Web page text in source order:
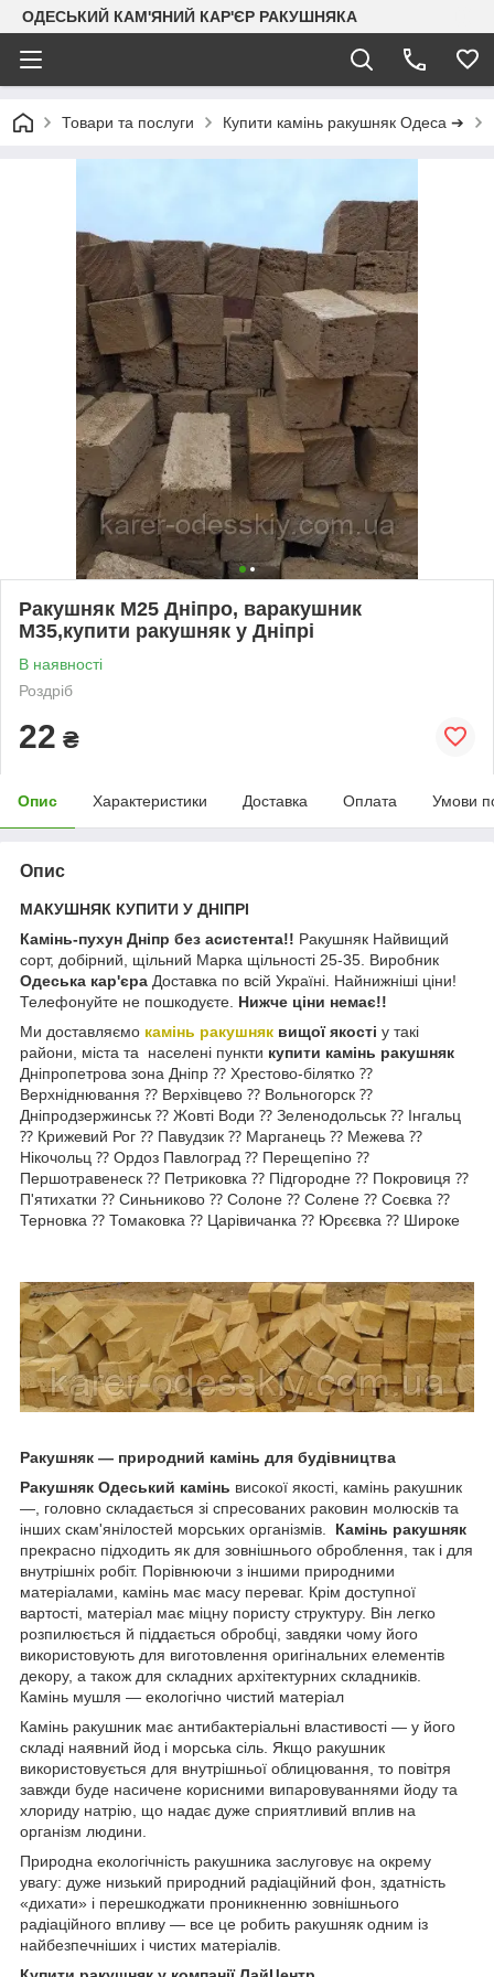
ОДЕСЬКИЙ КАМ'ЯНИЙ КАР'ЄР РАКУШНЯКА
Товари та послуги Купити камінь ракушняк Одеса ➔
Ракушняк М25 Дніпро, варакушник
М35,купити ракушняк у Дніпрі
В наявності
Роздріб
22 ₴
Опис Характеристики Доставка Оплата Умови
Опис
МАКУШНЯК КУПИТИ У ДНІПРІ
Камінь-пухун Дніпр без асистента!! Ракушняк Найвищий
сорт, добірний, щільний Марка щільності 25-35. Виробник
Одеська кар'єра Доставка по всій Україні. Найнижніші ціни!
Телефонуйте не пошкодуєте. Нижче ціни немає!!
Ми доставляємо камінь ракушняк вищої якості у такі
райони, міста та населені пункти купити камінь ракушняк
Дніпропетрова зона Дніпр ⁇ Хрестово-білятко ⁇
Верхніднювання ⁇ Верхівцево ⁇ Вольногорск ⁇
Дніпродзержинськ ⁇ Жовті Води ⁇ Зеленодольськ ⁇ Інгальц
⁇ Крижевий Рог ⁇ Павудзик ⁇ Марганець ⁇ Межева ⁇
Нікочольц ⁇ Ордоз Павлоград ⁇ Перещепіно ⁇
Першотравенеск ⁇ Петриковка ⁇ Підгородне ⁇ Покровиця ⁇
П'ятихатки ⁇ Синьниково ⁇ Солоне ⁇ Солене ⁇ Соєвка ⁇
Терновка ⁇ Томаковка ⁇ Царівичанка ⁇ Юрєєвка ⁇ Широке
Ракушняк — природний камінь для будівництва
Ракушняк Одеський камінь високої якості, камінь ракушник
—, головно складається зі спресованих раковин молюсків та
інших скам'янілостей морських організмів.
Камінь ракушняк
прекрасно підходить як для зовнішнього оброблення, так і для
внутрішніх робіт. Порівнюючи з іншими природними
матеріалами, камінь має масу переваг. Крім доступної
вартості, матеріал має міцну пористу структуру. Він легко
розпилюється й піддається обробці, завдяки чому його
використовують для виготовлення оригінальних елементів
декору, а також для складних архітектурних складників.
Камінь мушля — екологічно чистий матеріал
Камінь ракушник має антибактеріальні властивості — у його
складі наявний йод і морська сіль. Якщо ракушник
використовується для внутрішньої облицювання, то повітря
завжди буде насичене корисними випаровуваннями йоду та
хлориду натрію, що надає дуже сприятливий вплив на
організм людини.
Природна екологічність ракушника заслуговує на окрему
увагу: дуже низький природний радіаційний фон, здатність
«дихати» і перешкоджати проникненню зовнішнього
радіаційного впливу — все це робить ракушняк одним із
найбезпечніших і чистих матеріалів.